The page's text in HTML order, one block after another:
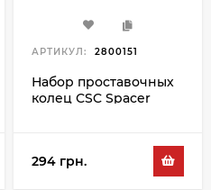
АРТИКУЛ: 2800151
Набор проставочных
колец СSC Spacer
294 грн.